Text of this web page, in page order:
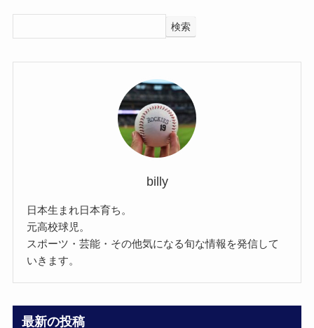
検索
billy
日本生まれ日本育ち。
元高校球児。
スポーツ・芸能・その他気になる旬な情報を発信して
いきます。
最新の投稿